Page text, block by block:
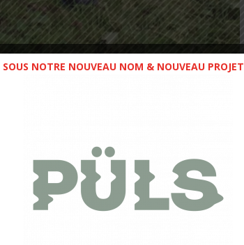
célèbre hérisson sont tous les deux
vous. Eh bien… Sonic court vite et,
donne envie de faire pareil !
NOTRE NOUVEAU NOM & NOUVEAU PROJET